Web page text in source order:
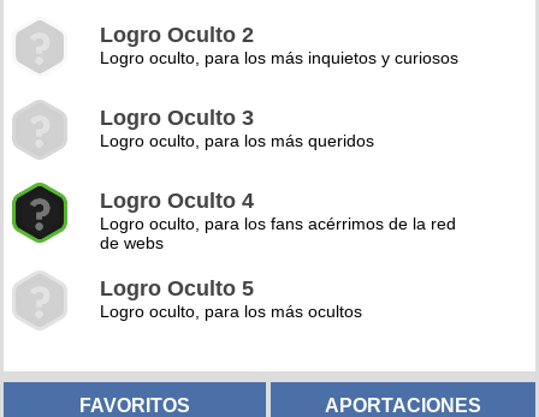
Logro Oculto 2
Logro oculto, para los más inquietos y curiosos
Logro Oculto 3
Logro oculto, para los más queridos
Logro Oculto 4
Logro oculto, para los fans acérrimos de la red
de webs
Logro Oculto 5
Logro oculto, para los más ocultos
FAVORITOS APORTACIONES